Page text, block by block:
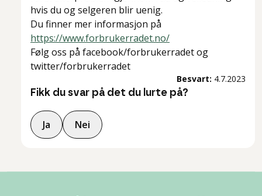
hvis du og selgeren blir uenig.
Du finner mer informasjon på
https://www.forbrukerradet.no/
Følg oss på facebook/forbrukerradet og
twitter/forbrukerradet
Besvart: 4.7.2023
Fikk du svar på det du lurte på?
Ja Nei